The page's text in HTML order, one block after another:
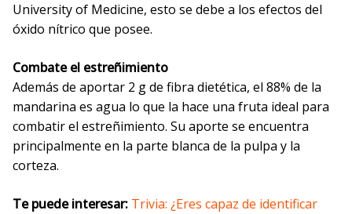
University of Medicine, esto se debe a los efectos del
óxido nítrico que posee.
Combate el estreñimiento
Además de aportar 2 g de fibra dietética, el 88% de la
mandarina es agua lo que la hace una fruta ideal para
combatir el estreñimiento. Su aporte se encuentra
principalmente en la parte blanca de la pulpa y la
corteza.
Te puede interesar: Trivia: ¿Eres capaz de identificar